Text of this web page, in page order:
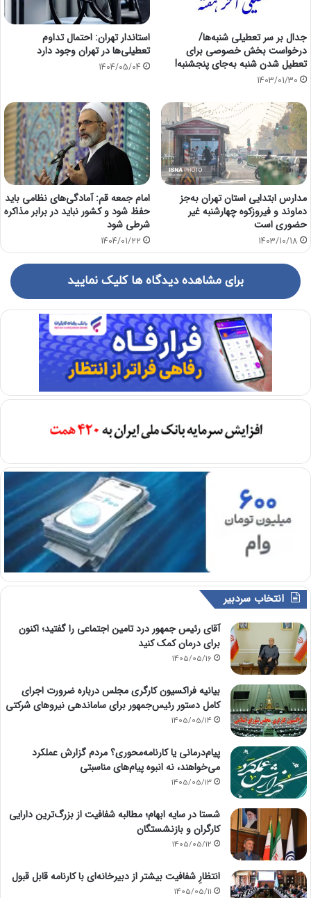
جدال بر سر تعطیلی شنبه‌ها/
درخواست بخش خصوصی برای
تعطیل شدن شنبه به‌جای پنجشنبه!
1403/01/30
استاندار تهران: احتمال تداوم
تعطیلی‌ها در تهران وجود دارد
1404/05/04
مدارس ابتدایی استان تهران به‌جز
دماوند و فیروزکوه چهارشنبه غیر
حضوری است
1403/10/18
امام جمعه قم: آمادگی‌های نظامی باید
حفظ شود و کشور نباید در برابر مذاکره
شرطی شود
1404/01/22
برای مشاهده دیدگاه ها کلیک نمایید
انتخاب سردبیر
آقای رئیس جمهور درد تامین اجتماعی را گفتید؛ اکنون
برای درمان کمک کنید
1405/05/16
بیانیه فراکسیون کارگری مجلس درباره ضرورت اجرای
کامل دستور رئیس‌جمهور برای ساماندهی نیروهای شرکتی
1405/05/14
پیام‌درمانی یا کارنامه‌محوری؟ مردم گزارش عملکرد
می‌خواهند، نه انبوه پیام‌های مناسبتی
1405/05/13
شستا در سایه ابهام؛ مطالبه شفافیت از بزرگ‌ترین دارایی
کارگران و بازنشستگان
1405/05/12
انتظارِ شفافیت بیشتر از دبیرخانه‌ای با کارنامه قابل قبول
1405/05/11